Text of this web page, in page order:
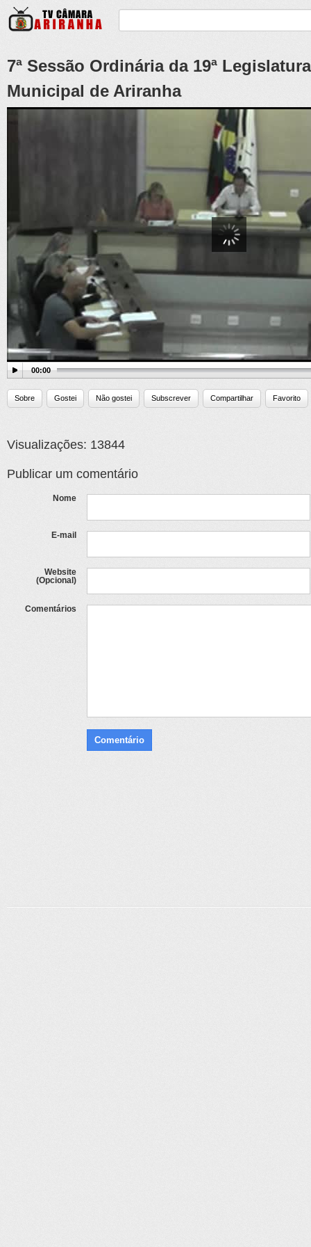
7ª Sessão Ordinária da 19ª
Municipal de Ariranha
00:00
Sobre Gostei Não gostei Subscrever Compartilhar Favorito
Visualizações: 13844
Publicar um comentário
Nome
E-mail
Website
(Opcional)
Comentários